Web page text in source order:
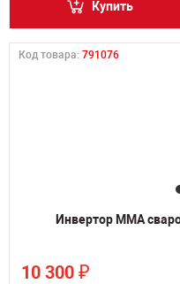
Купить
Код товара: 791076
Инвертор MMA
10 300 ₽